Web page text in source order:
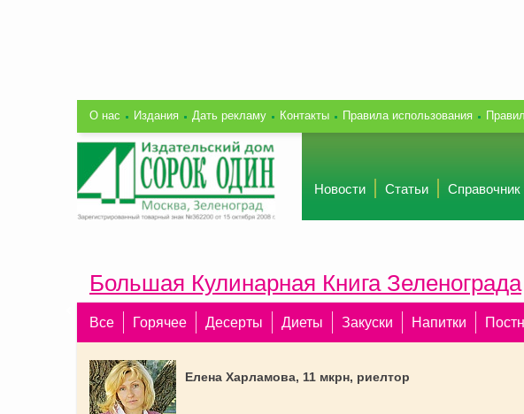
О нас Издания Дать рекламу Контакты Правила использования
Новости Статьи Справочник
Большая Кулинарная Книга Зеленограда
Все Горячее Десерты Диеты Закуски Напитки
Елена Харламова, 11 мкрн, риелтор